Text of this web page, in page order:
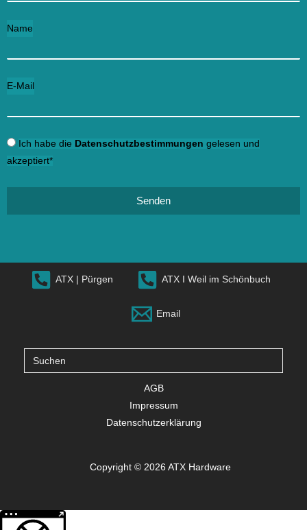
Name
E-Mail
Ich habe die Datenschutzbestimmungen gelesen und
akzeptiert*
Senden
ATX | Pürgen ATX I Weil im Schönbuch
Email
Suche
nach:
AGB
Impressum
Datenschutzerklärung
Copyright © 2026 ATX Hardware
Weitere Informationen über den gesperrten Inhalt.